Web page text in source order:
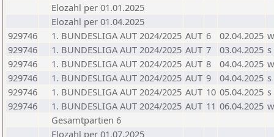
Elozahl per 01.01.2025
Elozahl per 01.04.2025
929746
1. BUNDESLIGA AUT 2024/2025 AUT 6 02.04.2025 w
929746
1. BUNDESLIGA AUT 2024/2025 AUT 7 03.04.2025 s
929746
1. BUNDESLIGA AUT 2024/2025 AUT 8 04.04.2025 w
929746
1. BUNDESLIGA AUT 2024/2025 AUT 9 04.04.2025 s
929746
1. BUNDESLIGA AUT 2024/2025 AUT 10 05.04.2025 s
929746
1. BUNDESLIGA AUT 2024/2025 AUT 11 06.04.2025 w
Gesamtpartien 6
Elozahl per 01.07.2025